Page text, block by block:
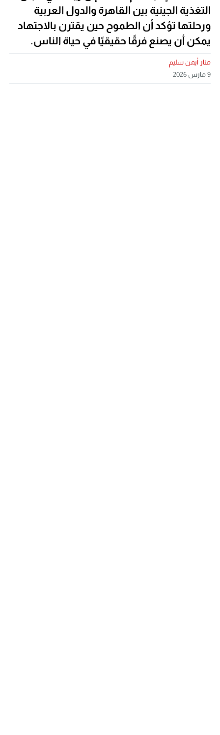
التغذية الجينية بين القاهرة والدول العربية
ورحلتها تؤكد أن الطموح حين يقترن بالاجتهاد
يمكن أن يصنع فرقًا حقيقيًا في حياة الناس.
منار أيمن سليم
9 مارس 2026